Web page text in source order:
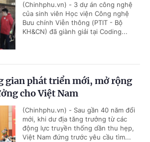
(Chinhphu.vn) - 3 dự án công nghệ
của sinh viên Học viện Công nghệ
Bưu chính Viễn thông (PTIT - Bộ
KH&CN) đã giành giải tại Coding...
gian phát triển mới, mở rộng
cho Việt Nam
(Chinhphu.vn) - Sau gần 40 năm đổi
mới, khi dư địa tăng trưởng từ các
động lực truyền thống dần thu hẹp,
Việt Nam đứng trước yêu cầu tìm...